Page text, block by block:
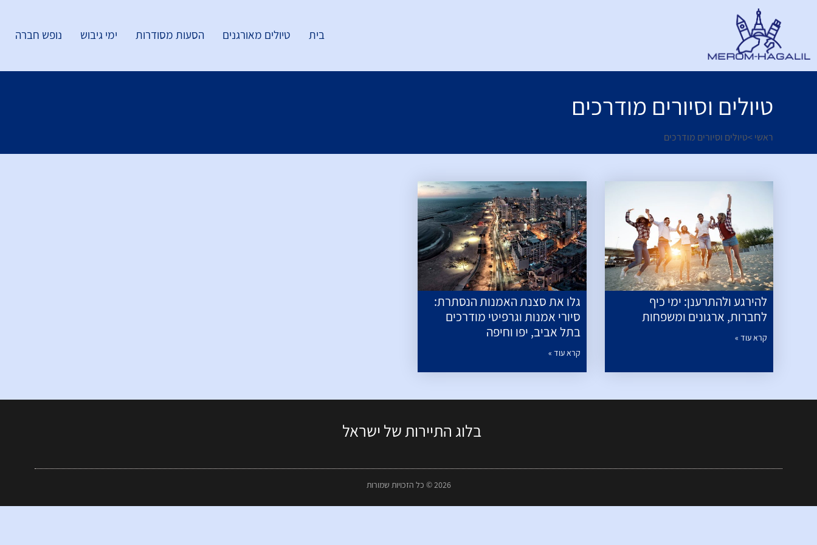
בית טיולים מאורגנים הסעות מסודרות ימי גיבוש נופש חברה
טיולים וסיורים מודרכים
ראשי >טיולים וסיורים מודרכים
להירגע ולהתרענן: ימי כיף
לחברות, ארגונים ומשפחות
קרא עוד »
גלו את סצנת האמנות הנסתרת:
סיורי אמנות וגרפיטי מודרכים
בתל אביב, יפו וחיפה
קרא עוד »
בלוג התיירות של ישראל
2026 © כל הזכויות שמורות